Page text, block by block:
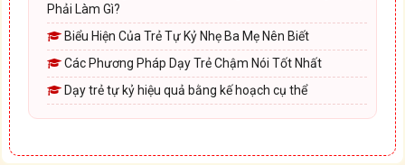
Phải Làm Gì?
Biểu Hiện Của Trẻ Tự Kỷ Nhẹ Ba Mẹ Nên Biết
Các Phương Pháp Dạy Trẻ Chậm Nói Tốt Nhất
Dạy trẻ tự kỷ hiệu quả bằng kế hoạch cụ thể